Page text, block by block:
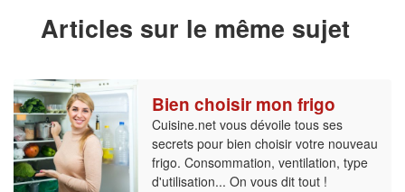
Articles sur le même sujet
Bien choisir mon frigo
Cuisine.net vous dévoile tous ses
secrets pour bien choisir votre nouveau
frigo. Consommation, ventilation, type
d'utilisation... On vous dit tout !